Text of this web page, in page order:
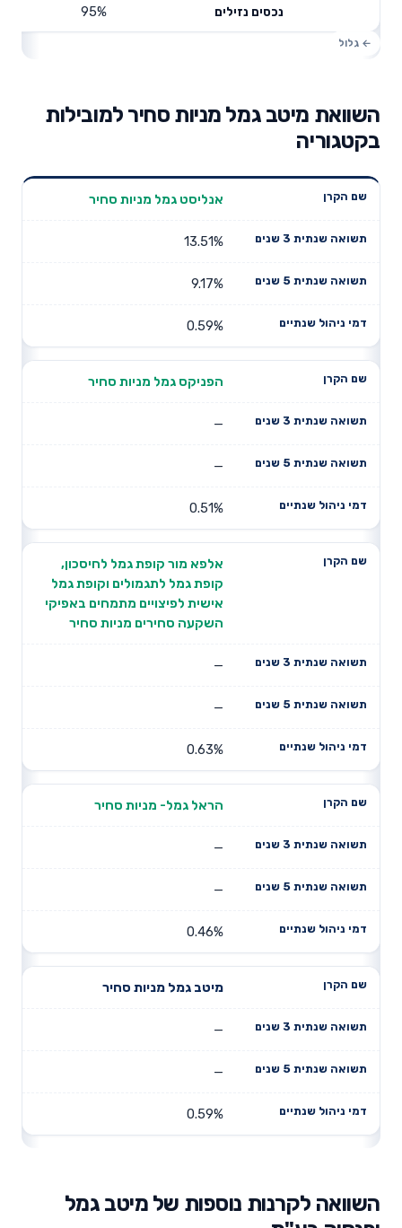
נכסים נזילים 95%
השוואת מיטב גמל מניות סחיר למובילות
בקטגוריה
שנים
תשואה
אנליסט גמל מניות סחיר
13.51%
9.17%
0.59%
הפניקס גמל מניות סחיר
—
—
0.51%
אלפא מור קופת גמל לחיסכון,
קופת גמל לתגמולים וקופת גמל
אישית לפיצויים מתמחים באפיקי
השקעה סחירים מניות סחיר
—
—
0.63%
הראל גמל- מניות סחיר
—
—
0.46%
מיטב גמל מניות סחיר
—
—
0.59%
השוואה לקרנות נוספות של מיטב גמל